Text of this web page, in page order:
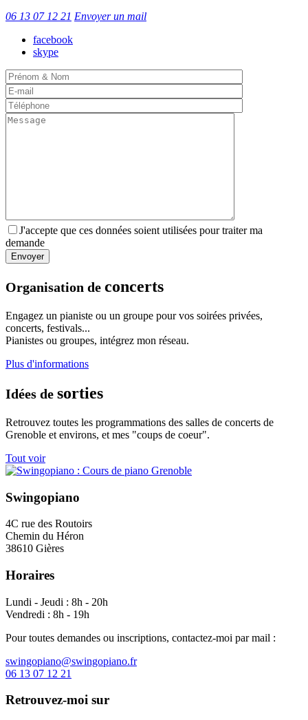
06 13 07 12 21 Envoyer un mail
facebook
skype
J'accepte que ces données soient utilisées pour traiter ma
demande
Organisation de concerts
Engagez un pianiste ou un groupe pour vos soirées privées,
concerts, festivals...
Pianistes ou groupes, intégrez mon réseau.
Plus d'informations
Idées de sorties
Retrouvez toutes les programmations des salles de concerts de
Grenoble et environs, et mes "coups de coeur".
Tout voir
Swingopiano
4C rue des Routoirs
Chemin du Héron
38610 Gières
Horaires
Lundi - Jeudi : 8h - 20h
Vendredi : 8h - 19h
Pour toutes demandes ou inscriptions, contactez-moi par mail :
swingopiano@swingopiano.fr
06 13 07 12 21
Retrouvez-moi sur